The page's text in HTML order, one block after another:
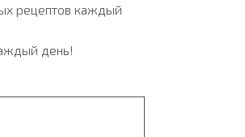
рецептов каждый
день!